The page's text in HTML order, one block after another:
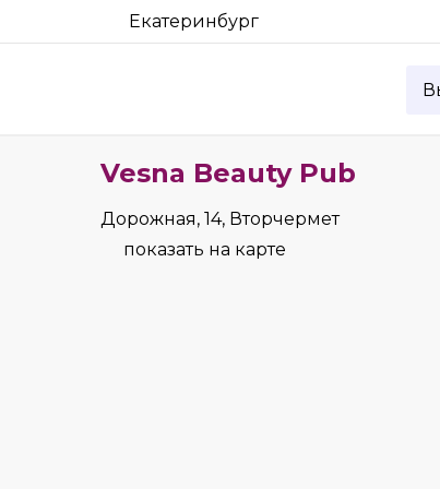
Екатеринбург
Vesna Beauty Pub
Дорожная, 14, Вторчермет
показать на карте